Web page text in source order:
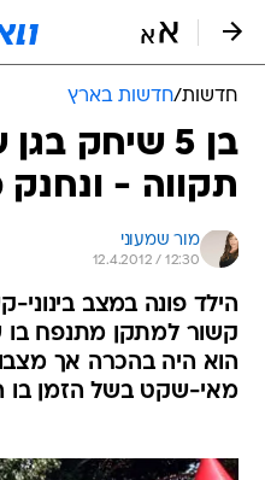
חדשות/חדשות בארץ
בן 5 שיחק
תקווה -
מור שמעוני
12.4.2012 / 12:30
הילד פונה במצב
קשור למתקן מתנפח בו
הוא היה בהכרה אך
מאי-שקט בשל הזמן בו